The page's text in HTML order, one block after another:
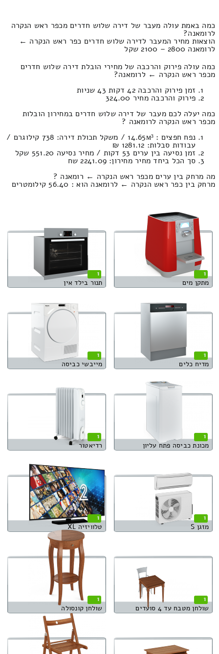
כמה באמת עולה מעבר של דירה שלוש חדרים מכפר ראש הנקרה
לרומאנה?
הוצאות מחיר המעבר לדירה שלוש חדרים כפר ראש הנקרה ←
לרומאנה 2800 – 2100 שקל
כמה עולה פירוק והרכבה של מחירי הובלת דירה שלוש חדרים
מכפר ראש הנקרה ← לרומאנה?
זמן פירוק והרכבה 42 דקות 43 שניות
פירוק והרכבה מחיר 324.00
כמה יעלה לכם מעבר של דירה שלוש חדרים במחירון הובלות
מכפר ראש הנקרה לרומאנה ?
נפח חפצים : 14.65м³ / משקל תכולת דירה: 738 קילוגרם /
עבודות סבלות: 1281.12 ₪
זמן נסיעה בין ערים 53 דקות / מחיר נסיעה 551.20 שקל
סך הכל ביחד מחיר מחירון: 2241.09 שח
מה מרחק בין ערים מכפר ראש הנקרה ← רומאנה ?
מרחק בין כפר ראש הנקרה ← לרומאנה הוא : 56.40 קילומטרים
1
מתקן מים
1
תנור בילד אין
1
מדיח כלים
1
מייבשי כביסה
1
מכונת כביסה פתח עליון
1
רדיאטור
1
מזגן S
1
טלוויזיה XL
1
שולחן מטבח עד 4 סועדים
1
שולחן קונסולה